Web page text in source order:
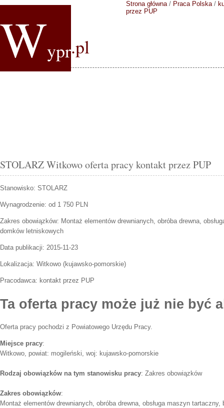
Wypr.pl
Strona główna/ Praca Polska/
przez PUP
STOLARZ Witkowo oferta pracy kontakt przez PUP
Stanowisko: STOLARZ
Wynagrodzenie: od 1 750 PLN
Zakres obowiązków: Montaż elementów drewnianych, obróba drewna,
domków letniskowych
Data publikacji: 2015-11-23
Lokalizacja: Witkowo (kujawsko-pomorskie)
Pracodawca: kontakt przez PUP
Ta oferta pracy może już nie być
Oferta pracy pochodzi z Powiatowego Urzędu Pracy.
Miejsce pracy:
Witkowo, powiat: mogileński, woj: kujawsko-pomorskie
Rodzaj obowiązków na tym stanowisku pracy: Zakres obowiązków
Zakres obowiązków:
Montaż elementów drewnianych, obróba drewna, obsługa maszyn